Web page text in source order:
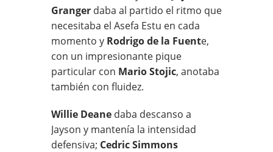
Granger daba al partido el ritmo que
necesitaba el Asefa Estu en cada
momento y Rodrigo de la Fuente,
con un impresionante pique
particular con Mario Stojic, anotaba
también con fluidez.
Willie Deane daba descanso a
Jayson y mantenía la intensidad
defensiva; Cedric Simmons